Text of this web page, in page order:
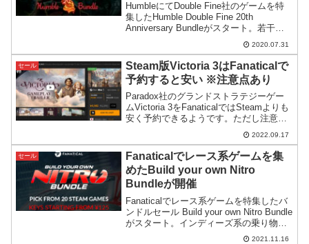
HumbleにてDouble Fine社のゲームを特
集したHumble Double Fine 20th
Anniversary Bundleがスタート。若干ク
セがある内容で、ゲームバンドルとして
見た時にどうか？という疑問はありま
す。
2020.07.31
セール
Steam版Victoria 3はFanaticalで
予約すると安い ※注意点あり
Paradox社のグランドストラテジーゲー
ムVictoria 3をFanaticalではSteamよりも
安く予約できるようです。ただし注意点
2022.09.17
セール
Fanaticalでレース系ゲームを集
めたBuild your own Nitro
Bundleが開催
Fanaticalでレース系ゲームを特集したバ
ンドルセール Build your own Nitro Bundle
がスタート。インディーズ系の乗り物を
テーマにしたゲームが安く手に入るバン
2021.11.16